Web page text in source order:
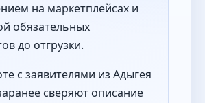
на маркетплейсах и
обязательных
до отгрузки.
с заявителями из Адыгея
сверяют описание